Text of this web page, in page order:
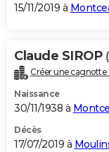
15/11/2019 à
Claude SIROP
Créer une cagnotte
Naissance
30/11/1938 à
Décès
17/07/2019 à